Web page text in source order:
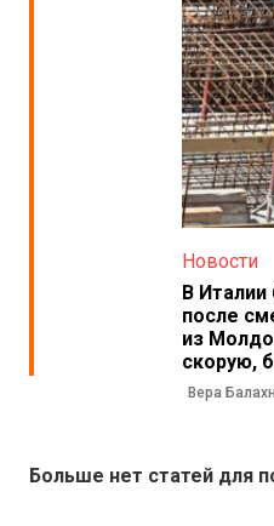
Новости
В
после
из
скорую,
Вера
Больше нет статей для